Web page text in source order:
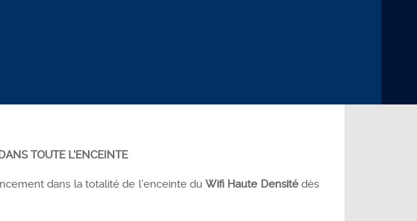
TOUTE L'ENCEINTE
dans la totalité de l’enceinte duWifi Haute Densitédès